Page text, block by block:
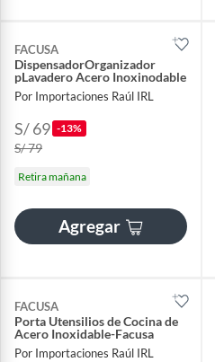
FACUSA
DispensadorOrganizador
pLavadero Acero Inoxinodable
Por Importaciones Raúl IRL
S/ 69 -13%
S/ 79
Retira mañana
Agregar
FACUSA
Porta Utensilios de Cocina de
Acero Inoxidable-Facusa
Por Importaciones Raúl IRL